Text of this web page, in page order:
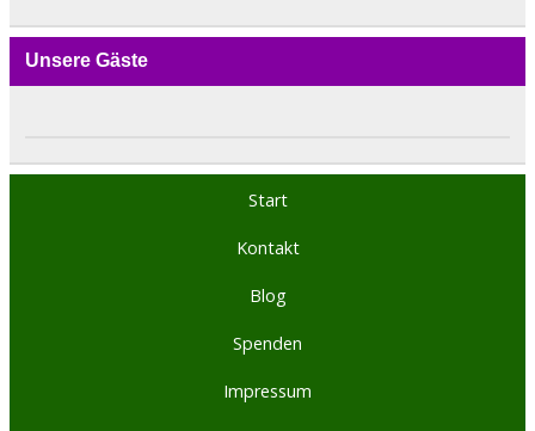
Unsere Gäste
Start
Kontakt
Blog
Spenden
Impressum